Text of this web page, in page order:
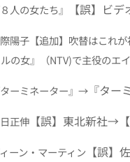
人の女たち』 【誤】ビ
陽子 【追加】吹替はこれ
ルの女』（NTV)で主役のエ
ーミネーター』→ 『ター
正伸 【誤】東北新社→
ーン・マーティン 【誤